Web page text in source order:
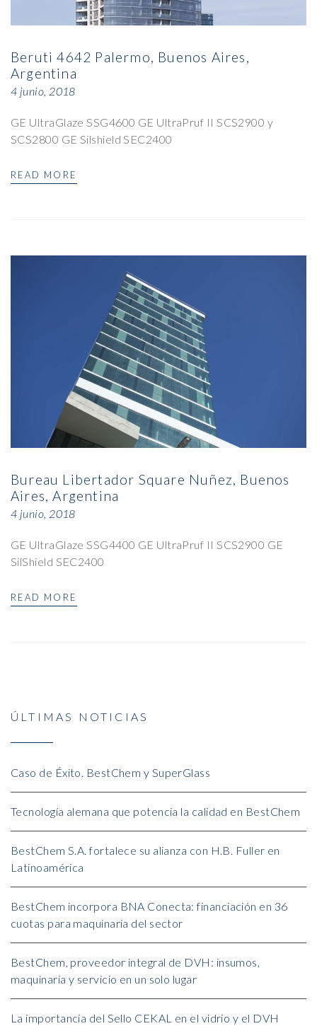
Beruti 4642 Palermo, Buenos Aires,
Argentina
4 junio, 2018
GE UltraGlaze SSG4600 GE UltraPruf II SCS2900 y
SCS2800 GE Silshield SEC2400
READ MORE
Bureau Libertador Square Nuñez, Buenos
Aires, Argentina
4 junio, 2018
GE UltraGlaze SSG4400 GE UltraPruf II SCS2900 GE
SilShield SEC2400
READ MORE
ÚLTIMAS NOTICIAS
Caso de Éxito. BestChem y SuperGlass
Tecnología alemana que potencia la calidad en BestChem
BestChem S.A. fortalece su alianza con H.B. Fuller en
Latinoamérica
BestChem incorpora BNA Conecta: financiación en 36
cuotas para maquinaria del sector
BestChem, proveedor integral de DVH: insumos,
maquinaria y servicio en un solo lugar
La importancia del Sello CEKAL en el vidrio y el DVH